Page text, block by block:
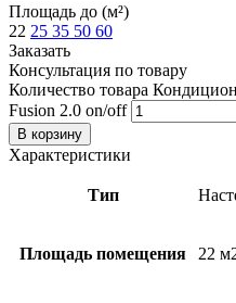
Площадь до (м²)
22 25 35 50 60
Заказать
Консультация по товару
Количество товара
Fusion 2.0 on/off
В корзину
Характеристики
Тип
Площадь помещения 22